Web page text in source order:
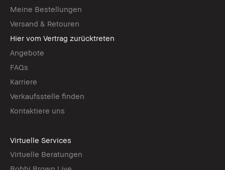
Meine Bestellungen
Versand & Retouren
Hier vom Vertrag zurücktreten
Angebote
FAQs
Karriere
Verkaufsstelle finden
Kontaktiere uns
Virtuelle Services
Virtuelle Beratungen